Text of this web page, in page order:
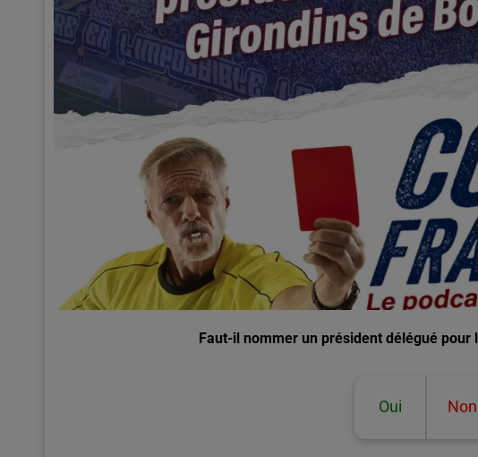
Faut-il nommer un président délégué pour
Oui Non